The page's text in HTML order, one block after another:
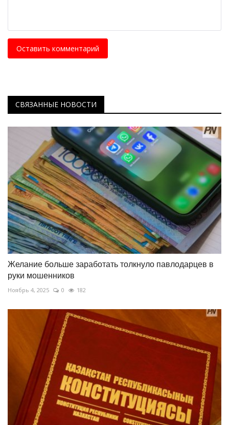
Оставить комментарий
СВЯЗАННЫЕ НОВОСТИ
Желание больше заработать толкнуло павлодарцев в
руки мошенников
Ноябрь 4, 2025 0 182